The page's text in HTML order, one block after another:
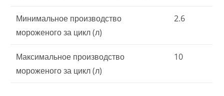
Минимальное производство
мороженого за цикл (л)
2.6
Максимальное производство
мороженого за цикл (л)
10